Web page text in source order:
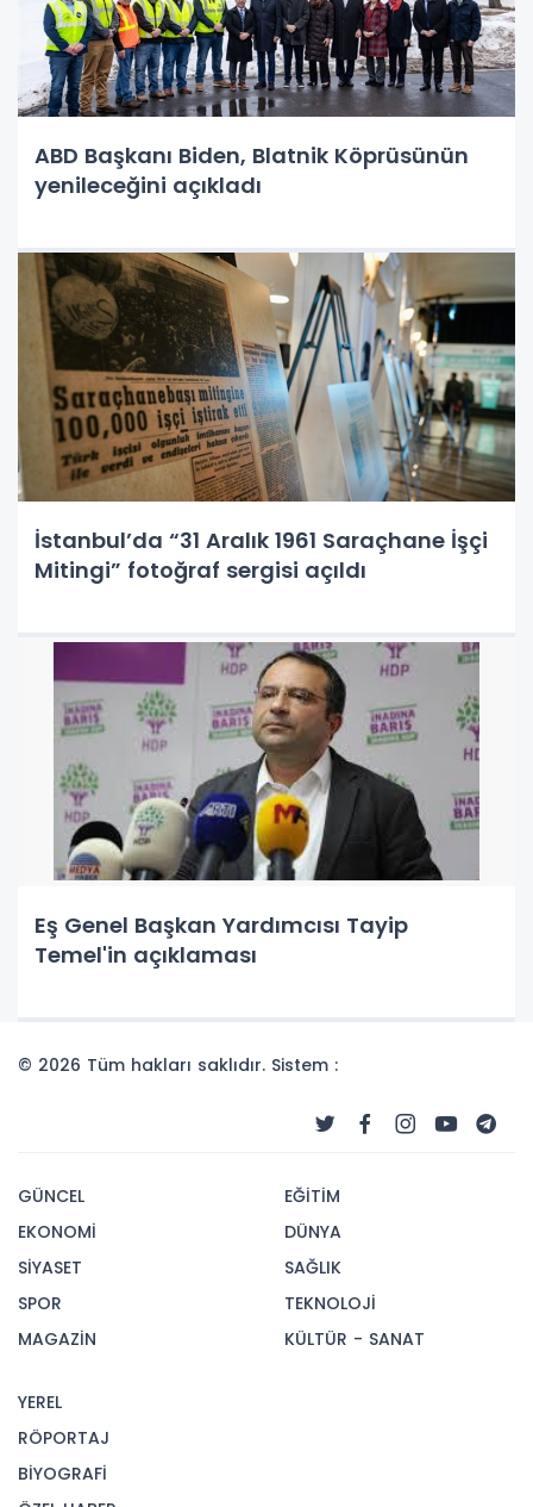
ABD Başkanı Biden, Blatnik Köprüsünün
yenileceğini açıkladı
İstanbul’da “31 Aralık 1961 Saraçhane İşçi
Mitingi” fotoğraf sergisi açıldı
Eş Genel Başkan Yardımcısı Tayip
Temel'in açıklaması
© 2026 Tüm hakları saklıdır. Sistem :
GÜNCEL
EKONOMİ
SİYASET
SPOR
MAGAZİN
EĞİTİM
DÜNYA
SAĞLIK
TEKNOLOJİ
KÜLTÜR - SANAT
YEREL
RÖPORTAJ
BİYOGRAFİ